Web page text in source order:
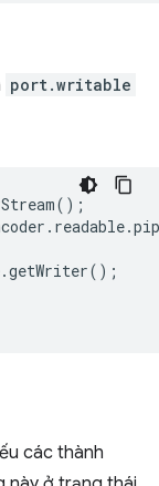
port.writable
();
. readable.
.getWriter();
các thành